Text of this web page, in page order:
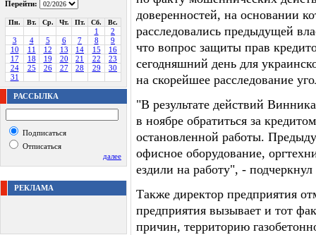
Перейти:
Пн. Вт. Ср. Чт. Пт. Сб. Вс.
1
2
3
4 5 6 7 8
9
10
11 12 13 14 15
16
17
18 19 20 21 22
23
24
25 26 27 28 29
30
31
РАССЫЛКА
Подписаться
Отписаться
далее
РЕКЛАМА
доверенностей, на основании
расследовались предыдущей
что вопрос защиты прав
сегодняшний день для
на скорейшее расследование
"В результате действий
в ноябре обратиться за
остановленной работы.
офисное оборудование,
ездили на работу", -
Также директор предприятия
предприятия вызывает и тот
причин, территорию